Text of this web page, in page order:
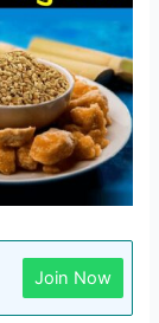
Join Now